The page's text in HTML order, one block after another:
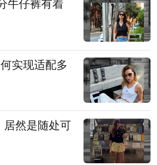
实现适配多
然是随处可